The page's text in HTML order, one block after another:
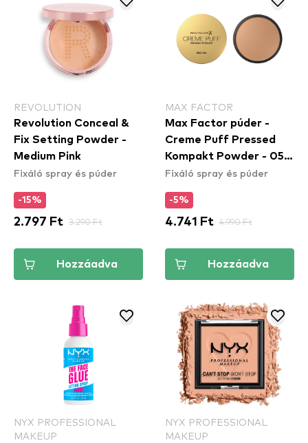
REVOLUTION
Revolution Conceal &
Fix Setting Powder -
Medium Pink
Fixáló spray és púder
-15%
2.797 Ft 3.290 Ft
Hozzáadva
MAX FACTOR
Max Factor púder -
Creme Puff Pressed
Kompakt Powder - 05
Translucent
Fixáló spray és púder
-5%
4.741 Ft 4.990 Ft
Hozzáadva
NYX PROFESSIONAL
MAKEUP
NYX PROFESSIONAL
MAKEUP